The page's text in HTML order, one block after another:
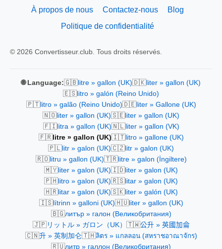
À propos de nous Contactez-nous
Blog
Politique de confidentialité
© 2026 Convertisseur.club. Tous droits réservés.
🌐 Language:🇬🇧litre » gallon (UK)🇩🇰liter » gallon (UK)
🇪🇸litro » galón (Reino Unido)
🇵🇹litro » galão (Reino Unido)🇩🇪liter » Gallone (UK)
🇳🇴liter » gallon (UK)🇸🇪liter » gallon (UK)
🇫🇮litra » gallon (UK)🇳🇱liter » gallon (VK)
🇫🇷litre » gallon (UK)🇮🇹litro » gallone (UK)
🇵🇱litr » galon (UK)🇨🇿litr » galon (UK)
🇷🇴litru » gallon (UK)🇹🇷litre » galon (İngiltere)
🇲🇾liter » galon (UK)🇮🇩liter » galon (UK)
🇵🇭litro » galon (UK)🇷🇸litar » galon (UK)
🇭🇷litar » galon (UK)🇸🇰liter » galón (UK)
🇮🇸lítrinn » galloni (UK)🇭🇺liter » gallon (UK)
🇧🇬литър » галон (Великобритания)
🇯🇵リットル » ガロン（UK） 🇹🇼公升 » 英國加侖
🇨🇳升 » 英制加仑🇹🇭ลิตร » แกลลอน (สหราชอาณาจักร)
🇷🇺литр » галлон (Великобритания)